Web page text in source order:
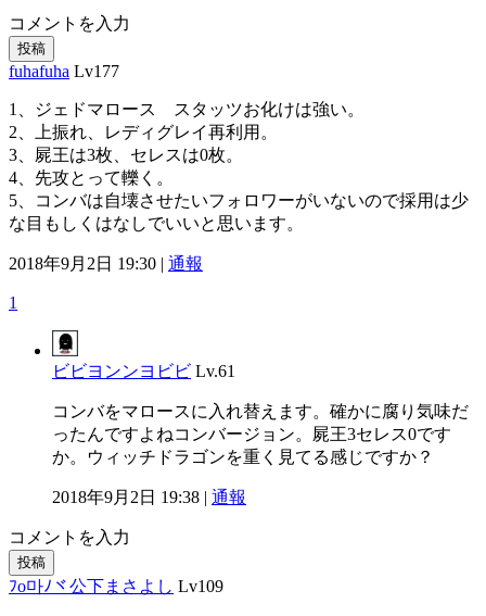
コメントを入力
投稿
fuhafuha Lv177
1、ジェドマロース スタッツお化けは強い。
2、上振れ、レディグレイ再利用。
3、屍王は3枚、セレスは0枚。
4、先攻とって轢く。
5、コンバは自壊させたいフォロワーがいないので採用は少
な目もしくはなしでいいと思います。
2018年9月2日 19:30 | 通報
1
ビビヨンンヨビビ Lv.61
コンバをマロースに入れ替えます。確かに腐り気味だ
ったんですよねコンバージョン。屍王3セレス0です
か。ウィッチドラゴンを重く見てる感じですか？
2018年9月2日 19:38 | 通報
コメントを入力
投稿
ﾌo마ﾉヾ公下まさよし Lv109